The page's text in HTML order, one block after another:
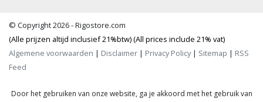
© Copyright 2026 - Rigostore.com
(Alle prijzen altijd inclusief 21%btw) (All prices include 21% vat)
Algemene voorwaarden | Disclaimer | Privacy Policy| Sitemap | RSS
Feed
Door het gebruiken van onze website, ga je akkoord met het gebruik van